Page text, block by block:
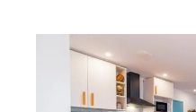
GUINGAMP 22
, 4 pièces
Ref : 2754